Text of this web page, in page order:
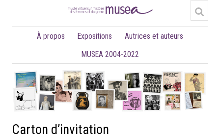
À propos Expositions
Autrices et auteurs
MUSEA 2004-2022
Carton d’invitation